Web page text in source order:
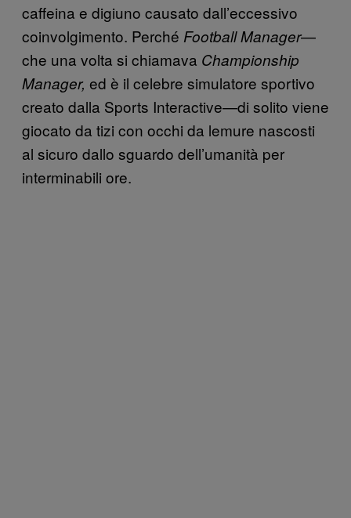
caffeina e digiuno causato dall’eccessivo
coinvolgimento. Perché Football Manager—
che una volta si chiamava Championship
Manager, ed è il celebre simulatore sportivo
creato dalla Sports Interactive—di solito viene
giocato da tizi con occhi da lemure nascosti
al sicuro dallo sguardo dell’umanità per
interminabili ore.